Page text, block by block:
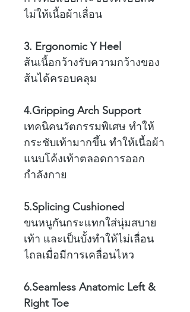
ไม่ให้เนื้อผ้าเลื่อน
3. Ergonomic Y Heel
ส้นเนื้อกว้างรับความกว้างของ
ส้นได้ครอบคลุม
4.Gripping Arch Support
เทคนิคนวัตกรรมพิเศษ ทำให้
กระชับเท้ามากขึ้น ทำให้เนื้อผ้า
แนบโค้งเท้าตลอดการออก
กำลังกาย
5.Splicing Cushioned
ขนหนูกันกระแทกใส่นุ่มสบาย
เท้า และเป็นบั้งทำให้ไม่เลื่อน
ไถลเมื่อมีการเคลื่อนไหว
6.Seamless Anatomic Left &
Right Toe